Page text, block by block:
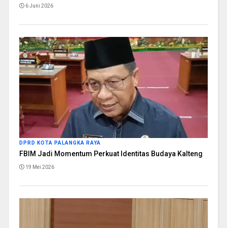
6 Juni 2026
DPRD KOTA PALANGKA RAYA
FBIM Jadi Momentum Perkuat Identitas Budaya Kalteng
19 Mei 2026